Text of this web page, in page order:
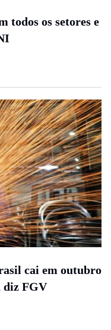
todos os setores e
cai em outubro
diz FGV